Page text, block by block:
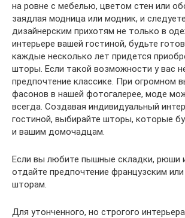
на ровне с мебелью, цветом стен или
заядлая модница или модник, и
дизайнерским прихотям не только в
интерьере вашей гостиной, будьте
каждые несколько лет придется
шторы. Если такой возможности у вас
предпочтение классике. При огромном
фасонов в нашей фотогалерее, моде
всегда. Создавая индивидуальный
гостиной, выбирайте шторы, которые
и вашим домочадцам.
Если вы любите пышные складки, рюши
отдайте предпочтение французским
шторам.
Для утонченного, но строгого